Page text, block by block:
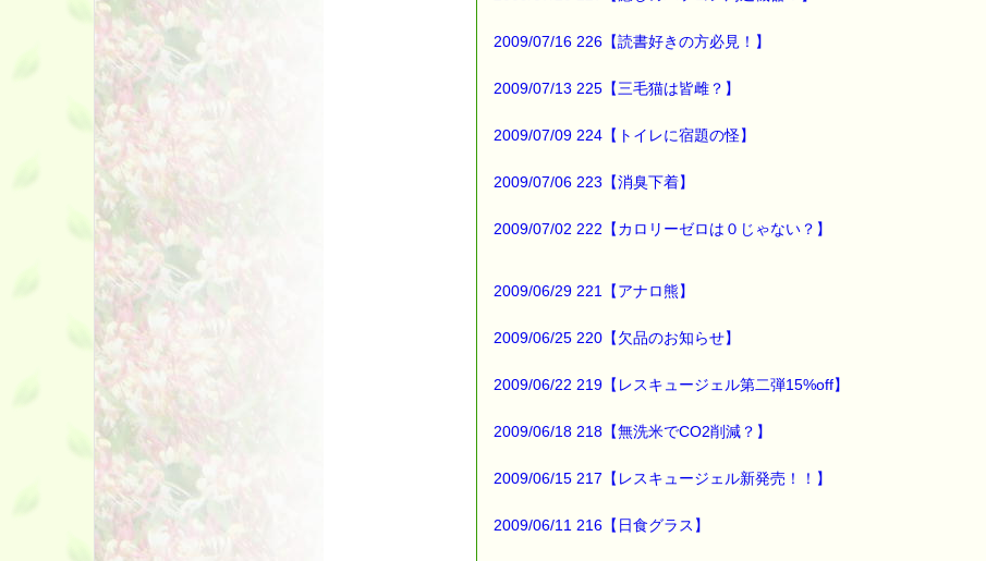
バッチフラワーレメディ・レスキュークリーム１本当毎に
割引き金額は、買い物カゴで内容確認する際に決定します。
※バッチフラワー関連商品・関連書籍、セット商品は対象外です。
※携帯サイトではご利用いただけません。
→https://pass-thyme.com/info/#coupon
このメールはｅパスタイムをご利用（ご注文、お問い合わせ、プレゼント
∞∞∞∞∞∞∞∞∞∞∞∞∞∞∞∞∞∞∞∞∞∞∞∞∞∞∞∞∞∞∞∞∞
→https://pass-thyme.com/special/maga_back2009.asp
購読解除はこちらからできます
→https://pass-thyme.com/special/mailmaga.asp
■━━━━━━━━━━━━━━━━━━━━━━━━━━━━━━━■
と実感していただくのが私のねがいです。
───────────────────────────────
発行責任者：店長 千葉るみこ
2009/07/16 226【読書好きの方必見！】
2009/07/13 225【三毛猫は皆雌？】
2009/07/09 224【トイレに宿題の怪】
2009/07/06 223【消臭下着】
2009/07/02 222【カロリーゼロは０じゃない？】
2009/06/29 221【アナロ熊】
2009/06/25 220【欠品のお知らせ】
2009/06/22 219【レスキュージェル第二弾15%off】
2009/06/18 218【無洗米でCO2削減？】
2009/06/15 217【レスキュージェル新発売！！】
2009/06/11 216【日食グラス】